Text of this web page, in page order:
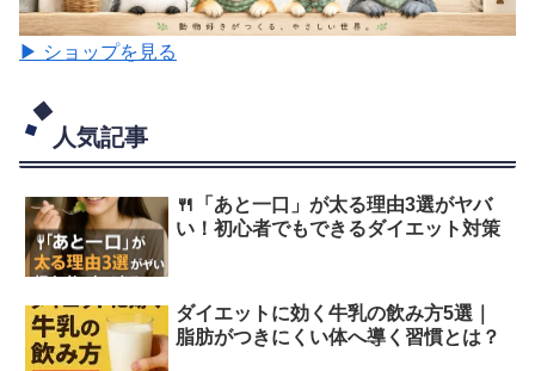
▶ ショップを見る
人気記事
🍴「あと一口」が太る理由3選がヤバ
い！初心者でもできるダイエット対策
ダイエットに効く牛乳の飲み方5選｜
脂肪がつきにくい体へ導く習慣とは？